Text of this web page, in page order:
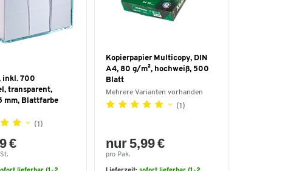
inkl. 700
transparent,
mm, Blattfarbe
(1)
€
Kopierpapier Multicopy, DIN
A4, 80 g/m², hochweiß, 500
Blatt
Mehrere Varianten vorhanden
(1)
nur 5,99 €
pro Pak.